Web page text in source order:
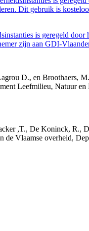
Dit gebruik is
is geregeld
zijn aan GDI-
D., en Broothaers,
Leefmilieu, Natuur
,T., De Koninck,
Vlaamse overheid,